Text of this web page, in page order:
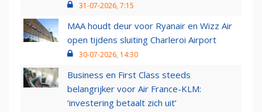
31-07-2026, 7:15
MAA houdt deur voor Ryanair en Wizz Air
open tijdens sluiting Charleroi Airport
30-07-2026, 14:30
Business en First Class steeds
belangrijker voor Air France-KLM:
‘investering betaalt zich uit’